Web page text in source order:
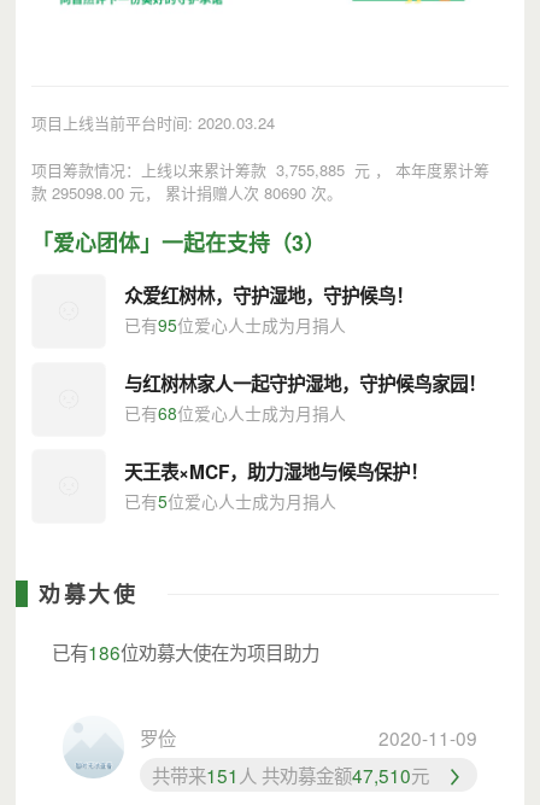
项目上线当前平台时间: 2020.03.24
项目筹款情况：上线以来累计筹款 3,755,885 元 ， 本年度累计筹
款 295098.00 元， 累计捐赠人次 80690 次。
「爱心团体」一起在支持（3）
众爱红树林，守护湿地，守护候鸟！
已有95位爱心人士成为月捐人
与红树林家人一起守护湿地，守护候鸟家园！
已有68位爱心人士成为月捐人
天王表×MCF，助力湿地与候鸟保护！
已有5位爱心人士成为月捐人
劝募大使
已有186位劝募大使在为项目助力
罗俭
2020-11-09
共带来151 人 共劝募金额47,510元